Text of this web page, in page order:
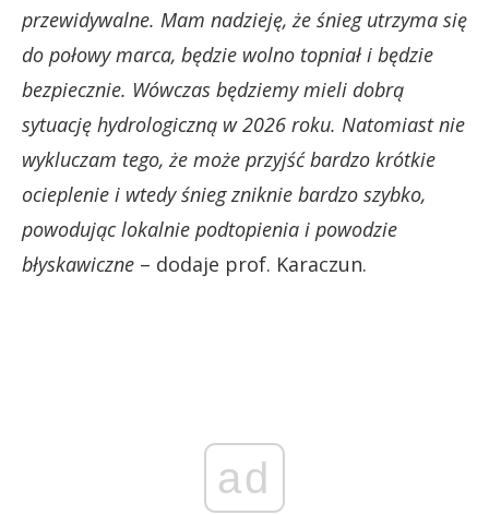
przewidywalne. Mam nadzieję, że śnieg utrzyma się
do połowy marca, będzie wolno topniał i będzie
bezpiecznie. Wówczas będziemy mieli dobrą
sytuację hydrologiczną w 2026 roku. Natomiast nie
wykluczam tego, że może przyjść bardzo krótkie
ocieplenie i wtedy śnieg zniknie bardzo szybko,
powodując lokalnie podtopienia i powodzie
błyskawiczne – dodaje prof. Karaczun.
ad